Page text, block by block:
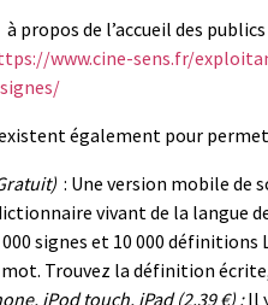
propos de l’accueil des
www.cine-sens.fr/
également pour
: Une version mobile de
vivant de la langue
signes et 10 000 définitions
mot. Trouvez la définition
iPod touch, iPad (2.39 €) :Il